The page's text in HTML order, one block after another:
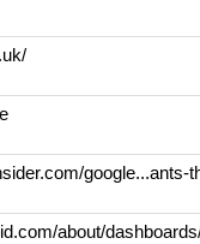
google...ants-
about/